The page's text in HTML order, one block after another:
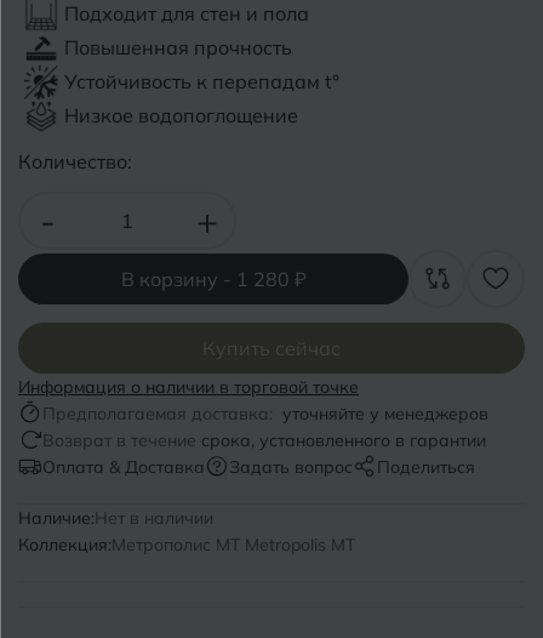
Подходит для стен и пола
Повышенная прочность
Устойчивость к перепадам t°
Низкое водопоглощение
Количество:
- +
В корзину - 1 280 ₽
Купить сейчас
Информация о наличии в торговой точке
Предполагаемая доставка: уточняйте у менеджеров
Возврат в течение срока, установленного в гарантии
Оплата & Доставка
Задать вопрос Поделиться
Наличие:Нет в наличии
Коллекция:Метрополис MT Metropolis MT
В Великий Новгород
Владимир
Волгоград
Волгодонск
Вологда
Воронеж
Воткинск
Г Геленджик
Саратов
Сосновый Бор
Сочи
Сыктывкар
Т